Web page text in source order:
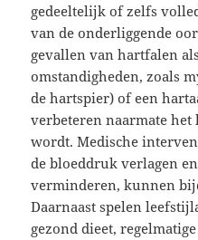
gedeeltelijk of zelfs
van de onderliggende
gevallen van hartfalen
omstandigheden, zoals
de hartspier) of een
verbeteren naarmate het
wordt. Medische
de bloeddruk verlagen
verminderen, kunnen
Daarnaast spelen
gezond dieet,